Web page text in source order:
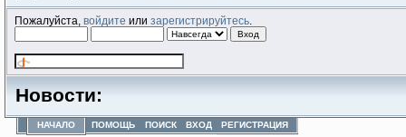
Пожалуйста,войдите илизарегистрируйтесь
Новости:
НАЧАЛО ПОМОЩЬ ПОИСК ВХОД РЕГИСТРАЦИЯ